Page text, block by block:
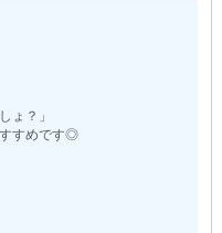
ょ？」
すめです◎